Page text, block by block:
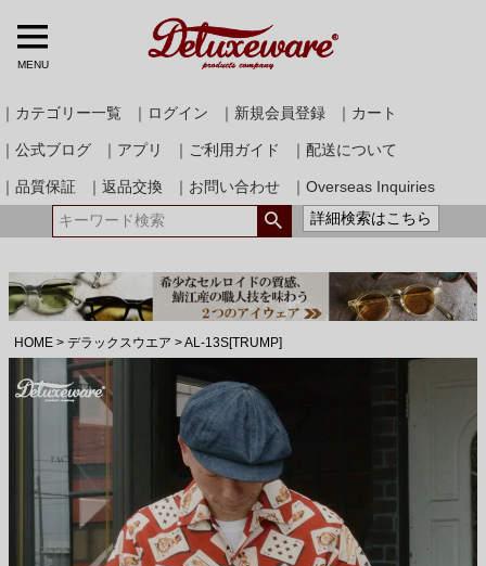
MENU
｜カテゴリー一覧 ｜ログイン ｜新規会員登録 ｜カート
｜公式ブログ ｜アプリ ｜ご利用ガイド ｜配送について
｜品質保証 ｜返品交換 ｜お問い合わせ
｜Overseas Inquiries
詳細検索はこちら
HOME デラックスウエア AL-13S[TRUMP]